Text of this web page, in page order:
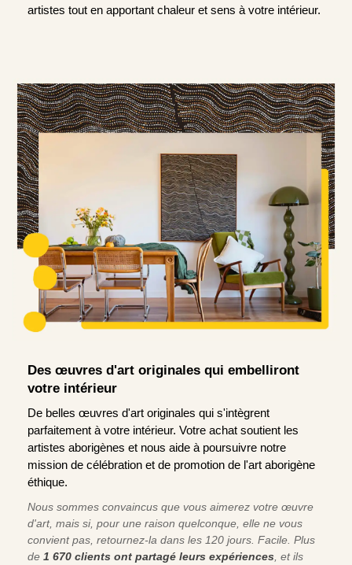
artistes tout en apportant chaleur et sens à votre intérieur.
Des œuvres d'art originales qui embelliront
votre intérieur
De belles œuvres d'art originales qui s'intègrent
parfaitement à votre intérieur. Votre achat soutient les
artistes aborigènes et nous aide à poursuivre notre
mission de célébration et de promotion de l'art aborigène
éthique.
Nous sommes convaincus que vous aimerez votre œuvre
d'art, mais si, pour une raison quelconque, elle ne vous
convient pas, retournez-la dans les 120 jours. Facile. Plus
de 1 670 clients ont partagé leurs expériences , et ils